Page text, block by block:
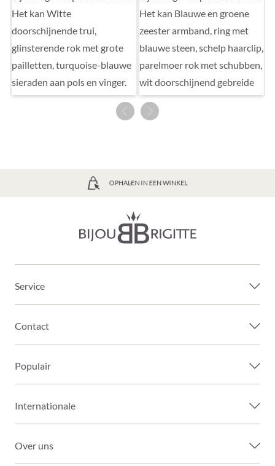
GRATIS VERZENDING VANAF 39€
Service
Contact
Populair
Internationale
Over uns